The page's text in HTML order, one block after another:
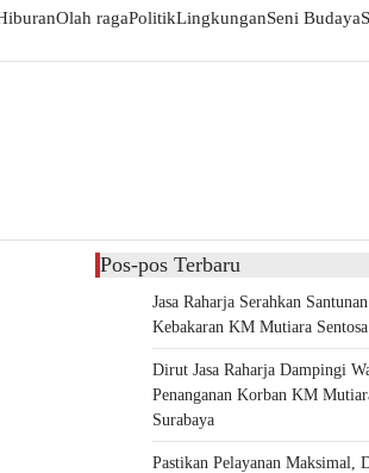
Olah ragaPolitikLingkunganSeni Budaya
Pos-pos Terbaru
Jasa Raharja Serahkan
Kebakaran KM Mutiara
Dirut Jasa Raharja Dampingi
Penanganan Korban KM
Surabaya
Pastikan Pelayanan Maksimal,